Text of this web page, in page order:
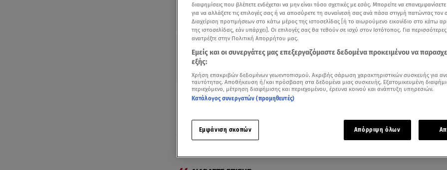
Δείτε περισσότερα άρθρα μας στα αποτελέσματα αναζήτησης
Πολύ υψηλές θερμοκρασίες αναμένονται σήμερα με μέγιστες τιμές τους
κεντρική και ανατολική Μακεδονία και τη Θράκη προβλέπονται όμβροι
σποραδικές καταιγίδες κυρίως μετά τις μεσημβρινές ώρες. Τα
διαφημίσεις που βλέπετε ενδέχεται να μην είναι τόσο σχετικές με εσάς. Μπορείτε να
για να αλλάξετε τις επιλογές σας ή να αποσύρετε τη συναίνεσή σας ανά πάσα στιγμή πατώντας τον
Διαχείριση προτιμήσεων στο κάτω μέρος της ιστοσελίδας [ή το αιωρούμενο εικονίδιο στο κάτω
της ιστοσελίδας, εάν υπάρχει]. Οι επιλογές σας θα τεθούν σε ισχύ στον Ιστότοπος. Για
ανατρέξτε στην Πολιτική Απορρήτου μας.
Εμείς και οι συνεργάτες μας επεξεργαζόμαστε δεδομένα προκειμένου να
εξής:
Χρήση επακριβών δεδομένων γεωεντοπισμού. Ακριβής σάρωση χαρακτηριστικών συσκευής για
ταυτότητας. Αποθήκευση ή/και πρόσβαση στα δεδομένα μιας συσκευής. Εξατομικευμένη
περιεχόμενο, μέτρηση διαφήμισης και περιεχομένου, έρευνα κοινού και ανάπτυξη υπηρεσιών.
Κατάλογος συνεργατών (προμηθευτές)
Εμφάνιση σκοπών Απόρριψη όλων